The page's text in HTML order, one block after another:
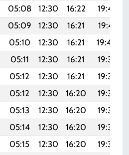
05:08 12:30 16:22 19:42
05:09 12:30 16:21 19:41
05:10 12:30 16:21 19:40
05:11 12:30 16:21
19:39
05:12 12:30 16:21 19:38
05:12 12:30 16:20 19:37
05:13 12:30 16:20 19:36
05:14 12:30 16:20 19:35
05:15 12:30 16:20 19:34